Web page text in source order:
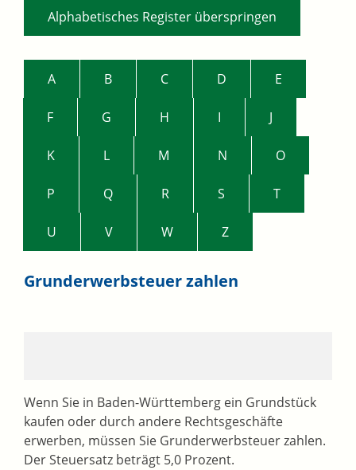
Alphabetisches Register überspringen
A B C D E
F G H I J
K L M N O
P Q R S T
U V W Z
Grunderwerbsteuer zahlen
Wenn Sie in Baden-Württemberg ein Grundstück
kaufen oder durch andere Rechtsgeschäfte
erwerben, müssen Sie Grunderwerbsteuer zahlen.
Der Steuersatz beträgt 5,0 Prozent.